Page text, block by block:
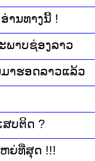
ານທາງນີ້ !
ພາບຊ່ອງລາວ
າຮອດລາວແລ້ວ
ສບຕິດ ?
ຫຍ່ທີ່ສຸດ !!!